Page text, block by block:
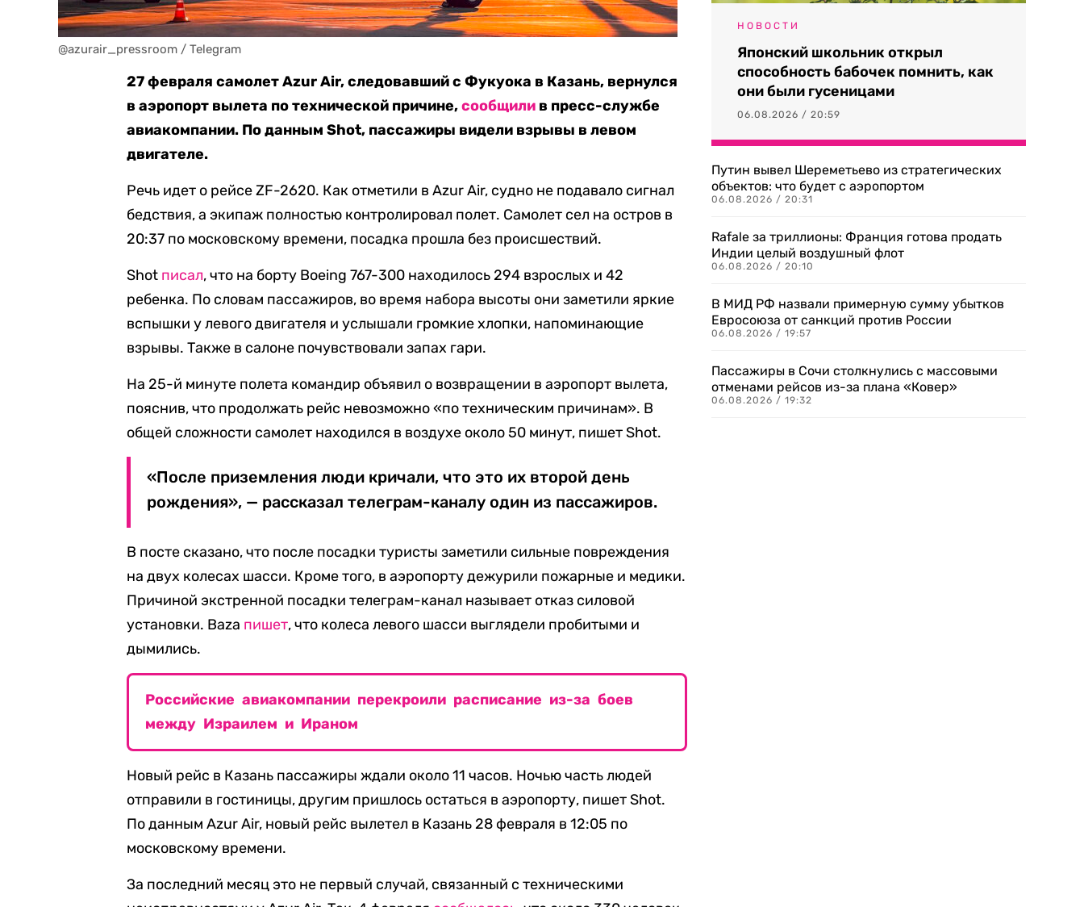
@azurair_pressroom / Telegram
27 февраля самолет Azur Air, следовавший с Фукуока в Казань, вернулся
в аэропорт вылета по технической причине,сообщили в пресс-службе
авиакомпании. По данным Shot, пассажиры видели взрывы в левом
двигателе.
Речь идет о рейсе ZF-2620. Как отметили в Azur Air, судно не подавало сигнал
бедствия, а экипаж полностью контролировал полет. Самолет сел на остров в
20:37 по московскому времени, посадка прошла без происшествий.
Shot писал, что на борту Boeing 767-300 находилось 294 взрослых и 42
ребенка. По словам пассажиров, во время набора высоты они заметили яркие
вспышки у левого двигателя и услышали громкие хлопки, напоминающие
взрывы. Также в салоне почувствовали запах гари.
На 25-й минуте полета командир объявил о возвращении в аэропорт вылета,
пояснив, что продолжать рейс невозможно «по техническим причинам». В
общей сложности самолет находился в воздухе около 50 минут, пишет Shot.
«После приземления люди кричали, что это их второй день
рождения», — рассказал телеграм-каналу один из пассажиров.
В посте сказано, что после посадки туристы заметили сильные повреждения
на двух колесах шасси. Кроме того, в аэропорту дежурили пожарные и медики.
Причиной экстренной посадки телеграм-канал называет отказ силовой
установки. Baza пишет, что колеса левого шасси выглядели пробитыми и
дымились.
Российские авиакомпании перекроили расписание из-за боев
между Израилем и Ираном
Новый рейс в Казань пассажиры ждали около 11 часов. Ночью часть людей
отправили в гостиницы, другим пришлось остаться в аэропорту, пишет Shot.
По данным Azur Air, новый рейс вылетел в Казань 28 февраля в 12:05 по
московскому времени.
За последний месяц это не первый случай, связанный с техническими
НОВОСТИ
Японский школьник открыл
способность бабочек помнить, как
они были гусеницами
06.08.2026 / 20:59
Путин вывел Шереметьево из стратегических
объектов: что будет с аэропортом
06.08.2026 / 20:31
Rafale за триллионы: Франция готова продать
Индии целый воздушный флот
06.08.2026 / 20:10
В МИД РФ назвали примерную сумму убытков
Евросоюза от санкций против России
06.08.2026 / 19:57
Пассажиры в Сочи столкнулись с массовыми
отменами рейсов из-за плана «Ковер»
06.08.2026 / 19:32